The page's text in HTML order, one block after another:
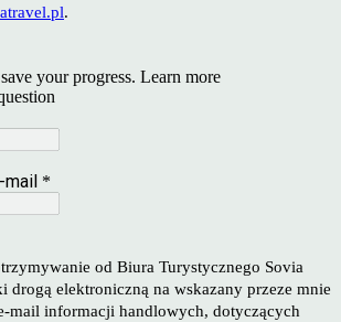
.
your progress. Learn more
mail *
od Biura Turystycznego Sovia
drogą elektroniczną na wskazany przeze mnie
mail informacji handlowych, dotyczących